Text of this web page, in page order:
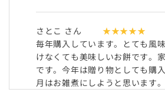
さとこ さん ★★★★★
毎年購入しています。とても風
けなくても美味しいお餅です。
です。今年は贈り物としても購
月はお雑煮にしようと思います。